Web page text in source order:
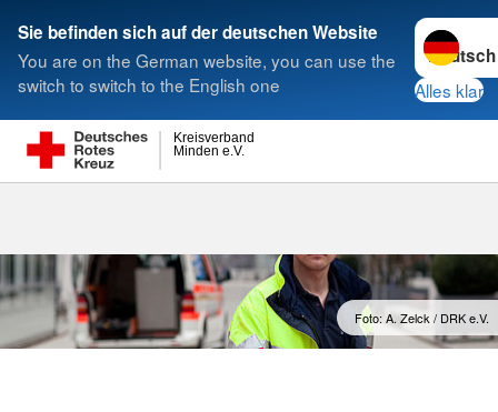
Sie befinden sich auf der deutschen Website
You are on the German website, you can use the
switch to switch to the English one
Sprache
Alles klar
Minden e.V.
Kreisverband
Suche
Foto: A. Zelck / DRK e.V.